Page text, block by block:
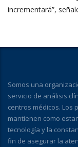
incrementará”,
Somos una
servicio de análisis
centros médicos. Los
mantienen como
tecnología y la
fin de asegurar la